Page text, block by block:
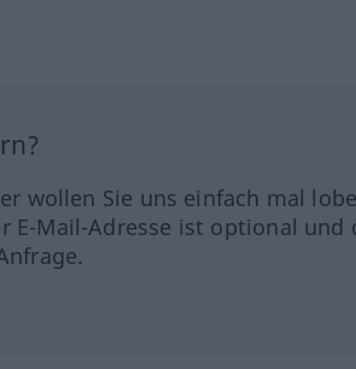
wollen Sie uns einfach mal
E-Mail-Adresse ist optional und